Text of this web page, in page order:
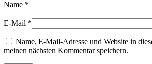
Name *
E-Mail *
Name, E-Mail-Adresse und Website in
meinen nächsten Kommentar speichern.